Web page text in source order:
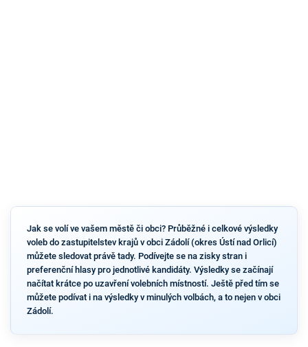
Jak se volí ve vašem městě či obci? Průběžné i celkové výsledky
voleb do zastupitelstev krajů v obci Zádolí (okres Ústí nad Orlicí)
můžete sledovat právě tady. Podívejte se na zisky stran i
preferenční hlasy pro jednotlivé kandidáty. Výsledky se začínají
načítat krátce po uzavření volebních místností. Ještě před tím se
můžete podívat i na výsledky v minulých volbách, a to nejen v obci
Zádolí.